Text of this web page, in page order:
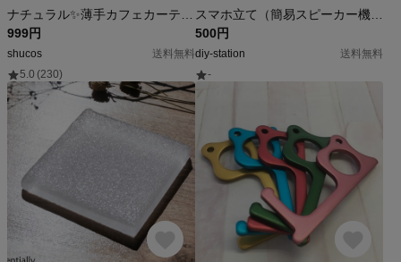
999円
shucos
送料無料
5.0 (230)
500円
diy-station
送料無料
-